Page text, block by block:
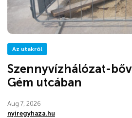
Az utakról
Szennyvízhálózat-
Gém utcában
Aug 7, 2026
nyiregyhaza.hu